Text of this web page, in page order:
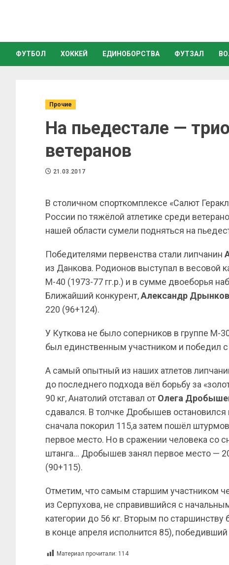
ФУТБОЛ ХОККЕЙ ЕДИНОБОРСТВА ФУТЗАЛ
Прочие
На пьедестале —
ветеранов
21.03.2017
В столичном спорткомплексе «Салют
России по тяжёлой атлетике среди
нашей области сумели подняться на
Победителями первенства стали липчанин
из Данкова. Родионов выступал в весовой
М-40 (1973-77 гг.р.) и в сумме двоеборья
Ближайший конкурент,Александр Дрынков
220 (96+124).
У Куткова не было соперников в группе М-
был единственным участником и победил с
А самый опытный из наших атлетов
до последнего подхода вёл борьбу за
90 кг, Анатолий отставал от Олега
сдавался. В толчке Дробышев остановился
сначала покорил 115,а затем пошёл
первое место. Но в сражении человека со
штанга… Дробышев занял первое место —
(90+115).
Отметим, что самым старшим участником
из Серпухова, не справившийся с
категории до 56 кг. Вторым по старшинству
в конце апреля исполнится 85),
Материал прочитали: 114